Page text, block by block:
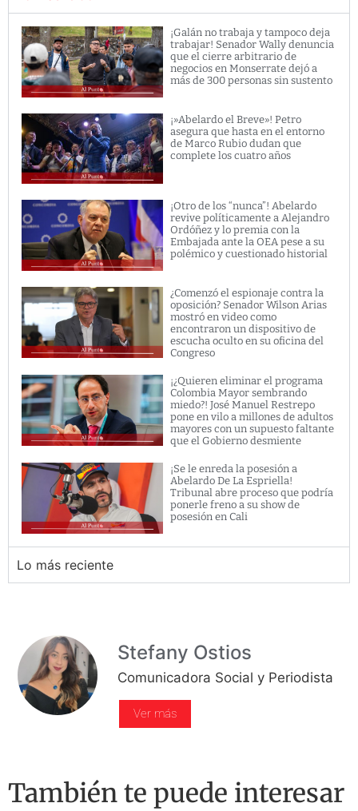
¡Galán no trabaja y tampoco deja
trabajar! Senador Wally denuncia
que el cierre arbitrario de
negocios en Monserrate dejó a
más de 300 personas sin sustento
¡»Abelardo el Breve»! Petro
asegura que hasta en el entorno
de Marco Rubio dudan que
complete los cuatro años
¡Otro de los “nunca”! Abelardo
revive políticamente a Alejandro
Ordóñez y lo premia con la
Embajada ante la OEA pese a su
polémico y cuestionado historial
¿Comenzó el espionaje contra la
oposición? Senador Wilson Arias
mostró en video como
encontraron un dispositivo de
escucha oculto en su oficina del
Congreso
¡¿Quieren eliminar el programa
Colombia Mayor sembrando
miedo?! José Manuel Restrepo
pone en vilo a millones de adultos
mayores con un supuesto faltante
que el Gobierno desmiente
¡Se le enreda la posesión a
Abelardo De La Espriella!
Tribunal abre proceso que podría
ponerle freno a su show de
posesión en Cali
Lo más reciente
Stefany Ostios
Comunicadora Social y Periodista
Ver más
También te puede interesar